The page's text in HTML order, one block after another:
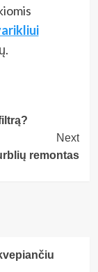
Next
remontas